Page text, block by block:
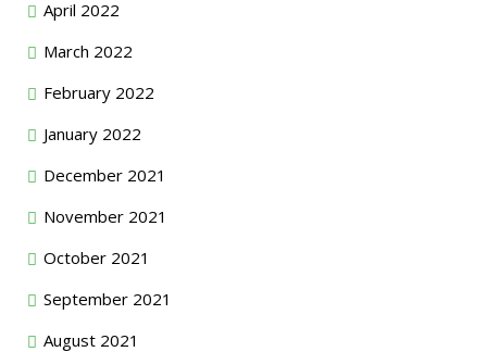
April 2022
March 2022
February 2022
January 2022
December 2021
November 2021
October 2021
September 2021
August 2021